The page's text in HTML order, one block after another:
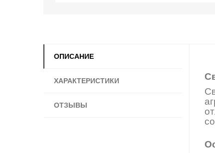
ОПИСАНИЕ
ХАРАКТЕРИСТИКИ
ОТЗЫВЫ